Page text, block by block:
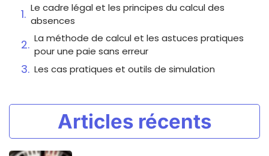
Le cadre légal et les principes du calcul des
absences
La méthode de calcul et les astuces pratiques
pour une paie sans erreur
Les cas pratiques et outils de simulation
Articles récents